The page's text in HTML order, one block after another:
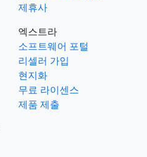
제휴사
엑스트라
소프트웨어 포털
리셀러 가입
현지화
무료 라이센스
제품 제출